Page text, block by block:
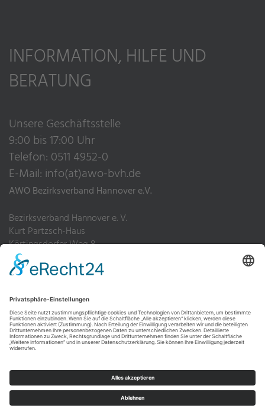
INFORMATION, HILFE UND
BERATUNG
Unsere Geschäftsstelle
9:00 bis 17:00 Uhr
Telefon: 0511 4952-0
E-Mail: info(at)awo-bvh.de
AWO Bezirksverband Hannover e.V.
Bezirksverband Hannover e. V.
Kurt Partzsch-Haus
Körtingsdorfer Weg 8
30455 Hannover
Fax: 0511 4952-200
Impressum
Datenschutz
Hinweisgebersystem